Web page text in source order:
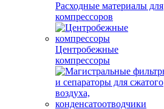
Расходные материалы для
компрессоров
Центробежные
компрессоры